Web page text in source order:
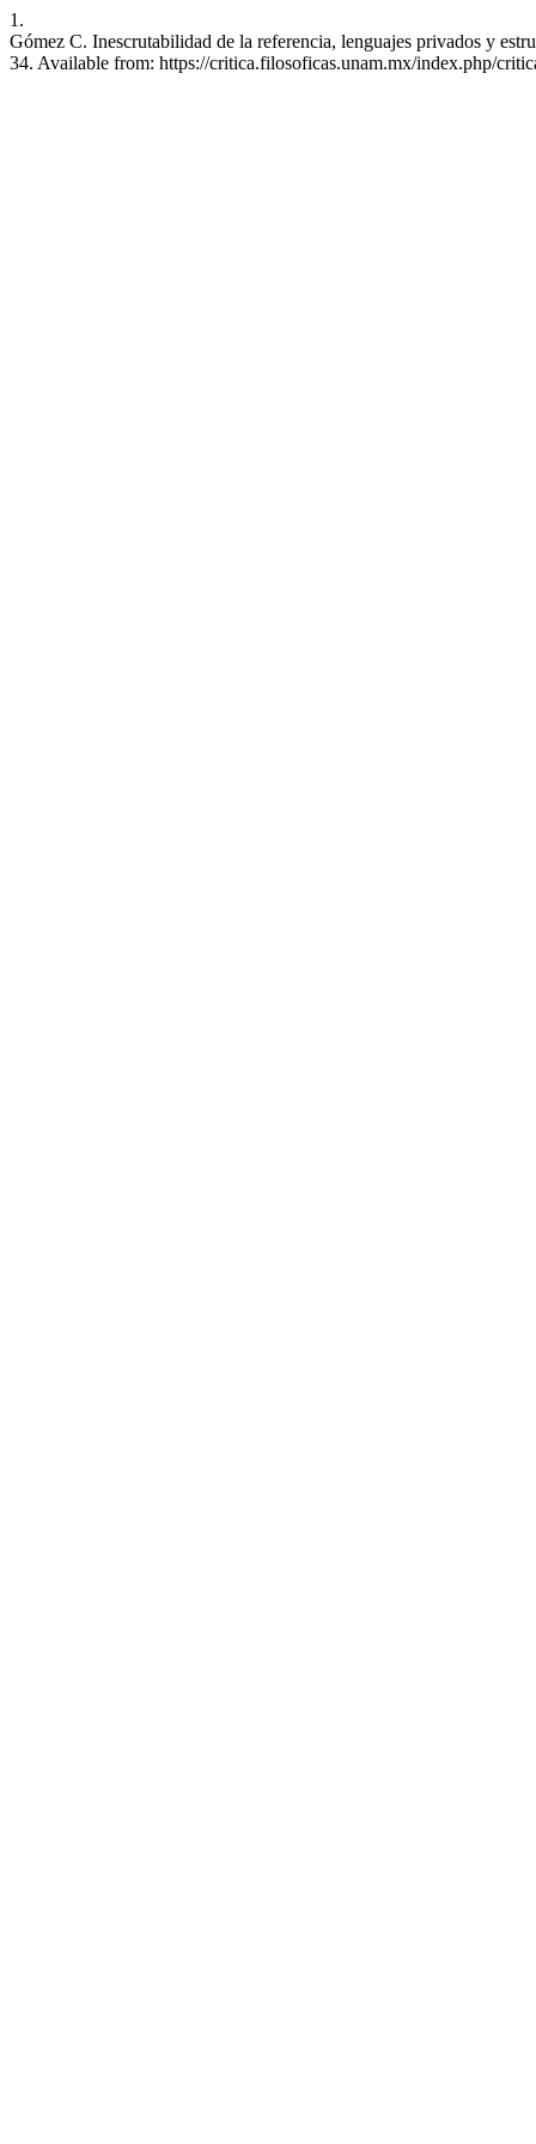
1.
Gómez C. Inescrutabilidad de la referencia, lenguajes privados y
34. Available from: https://critica.filosoficas.unam.mx/index.php/